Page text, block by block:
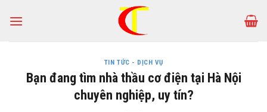
TIN TỨC - DỊCH VỤ
Bạn đang tìm nhà thầu cơ điện tại Hà Nội
chuyên nghiệp, uy tín?